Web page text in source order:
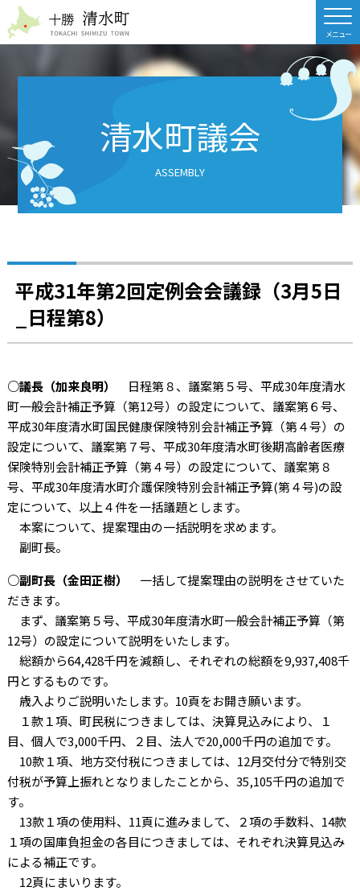
清水町議会
ASSEMBLY
平成31年第2回定例会会議録（3月5日
_日程第8）
○議長（加来良明）
日程第８、議案第５号、平成30年度清水
町一般会計補正予算（第12号）の設定について、議案第６号、
平成30年度清水町国民健康保険特別会計補正予算（第４号）の
設定について、議案第７号、平成30年度清水町後期高齢者医療
保険特別会計補正予算（第４号）の設定について、議案第８
号、平成30年度清水町介護保険特別会計補正予算(第４号)の設
定について、以上４件を一括議題とします。
本案について、提案理由の一括説明を求めます。
副町長。
○副町長（金田正樹）
一括して提案理由の説明をさせていた
だきます。
まず、議案第５号、平成30年度清水町一般会計補正予算（第
12号）の設定について説明をいたします。
総額から64,428千円を減額し、それぞれの総額を9,937,408千
円とするものです。
歳入よりご説明いたします。10頁をお開き願います。
１款１項、町民税につきましては、決算見込みにより、１
目、個人で3,000千円、２目、法人で20,000千円の追加です。
10款１項、地方交付税につきましては、12月交付分で特別交
付税が予算上振れとなりましたことから、35,105千円の追加で
す。
13款１項の使用料、11頁に進みまして、２項の手数料、14款
１項の国庫負担金の各目につきましては、それぞれ決算見込み
による補正です。
12頁にまいります。